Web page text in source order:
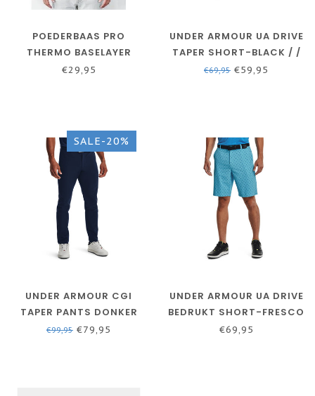
POEDERBAAS PRO
THERMO BASELAYER
SHIRT MANNEN ZWART
€29,95
UNDER ARMOUR UA DRIVE
TAPER SHORT-BLACK / /
HALO GRAY
€69,95 €59,95
SALE-20%
UNDER ARMOUR CGI
TAPER PANTS DONKER
BLAUW COLDGEAR
€99,95 €79,95
UNDER ARMOUR UA DRIVE
BEDRUKT SHORT-FRESCO
BLAUW / CRUISE BLAUW /
€69,95